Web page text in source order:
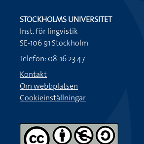
STOCKHOLMS UNIVERSITET
Inst. för lingvistik
SE-106 91 Stockholm
Telefon: 08-16 23 47
Kontakt
Om webbplatsen
Cookieinställningar